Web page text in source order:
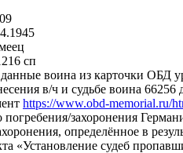
сп
воина из карточки ОБД
в/ч и судьбе воина 66256
https://www.obd-memorial.ru/
захоронения
определённое в
«Установление судеб